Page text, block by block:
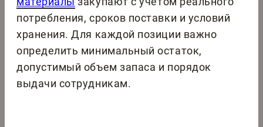
потребления, сроков поставки и условий
хранения. Для каждой позиции важно
определить минимальный остаток,
допустимый объем запаса и порядок
выдачи сотрудникам.